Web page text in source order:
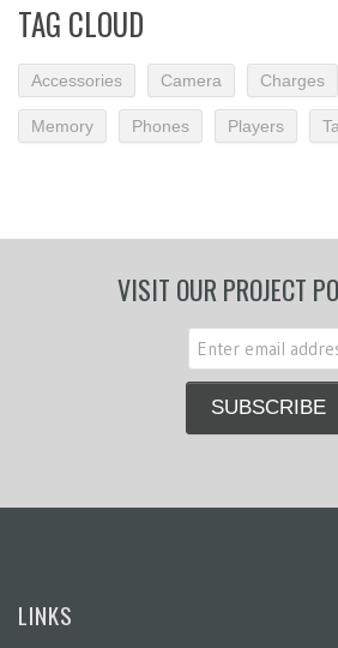
TAG CLOUD
Accessories Camera Charges
Memory Phones Players
VISIT OUR PROJECT
LINKS